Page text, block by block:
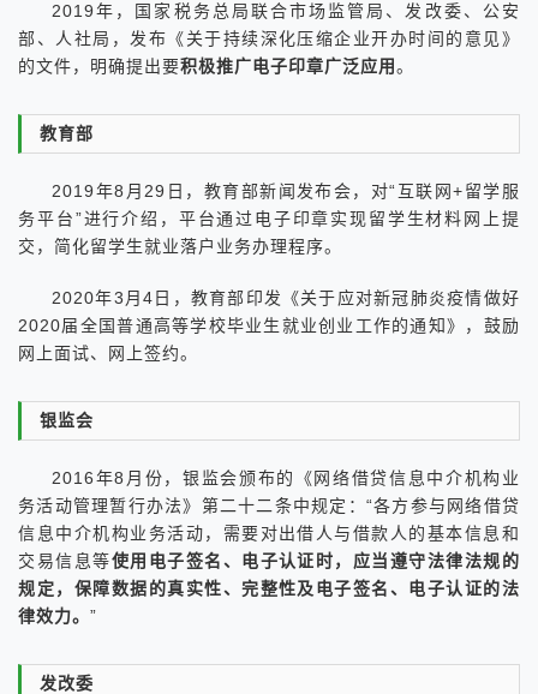
2019年，国家税务总局联合市场监管局、发改委、公安
部、人社局，发布《关于持续深化压缩企业开办时间的意见》
的文件，明确提出要积极推广电子印章广泛应用。
教育部
2019年8月29日，教育部新闻发布会，对“互联网+留学服
务平台”进行介绍，平台通过电子印章实现留学生材料网上提
交，简化留学生就业落户业务办理程序。
2020年3月4日，教育部印发《关于应对新冠肺炎疫情做好
2020届全国普通高等学校毕业生就业创业工作的通知》，鼓励
网上面试、网上签约。
银监会
2016年8月份，银监会颁布的《网络借贷信息中介机构业
务活动管理暂行办法》第二十二条中规定：“各方参与网络借贷
信息中介机构业务活动，需要对出借人与借款人的基本信息和
交易信息等使用电子签名、电子认证时，应当遵守法律法规的
规定，保障数据的真实性、完整性及电子签名、电子认证的法
律效力。”
发改委